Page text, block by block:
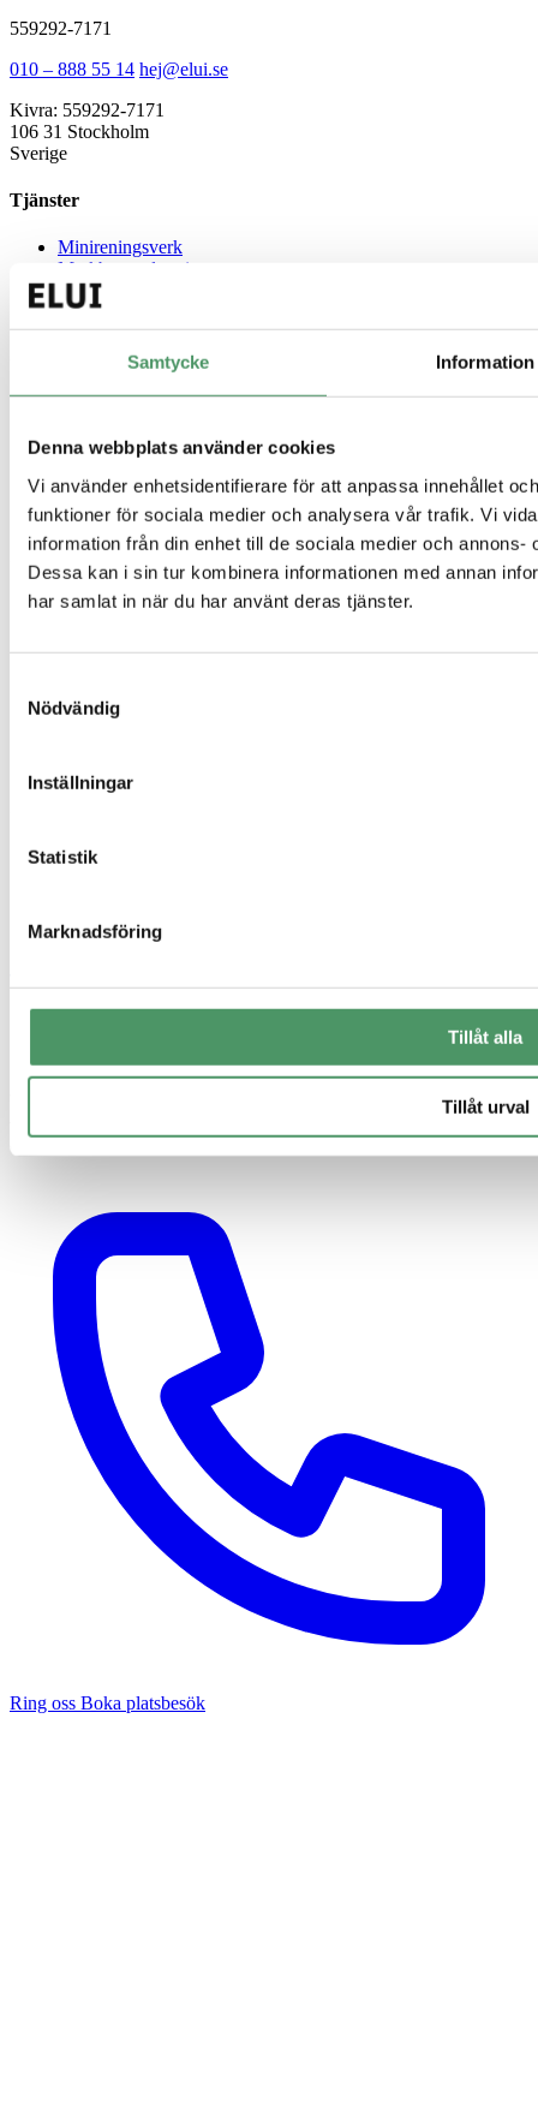
Samtycke Information
Denna webbplats använder cookies
Vi använder enhetsidentifierare för att anpassa innehållet
funktioner för sociala medier och analysera vår trafik. Vi
information från din enhet till de sociala medier och
Dessa kan i sin tur kombinera informationen med annan
har samlat in när du har använt deras tjänster.
Nödvändig
Inställningar
Statistik
Marknadsföring
Tillåt alla
Tillåt urval
559292-7171
010 – 888 55 14 hej@elui.se
Kivra: 559292-7171
106 31 Stockholm
Sverige
Tjänster
Minireningsverk
Markbaserad rening
Källsorterat avlopp
Gemensamt avlopp
Slamavskiljare
Hög skyddsnivå
Avlopp för fritidshus
Genvägar
Offertförfrågan
Integritetspolicy
Vanliga frågor
Våra produkter
© 2026 Elui AB. Alla priser är inklusive moms om inte annat anges.
Alla prisangivelser är indikativa och avser 1–2 hushåll. Vi behöver
göra ett platsbesök för att kunna sätta ett verkligt pris.
Ring oss Boka platsbesök